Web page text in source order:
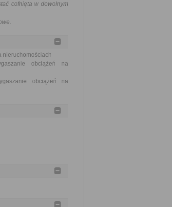
cofnięta w dowolnym
nieruchomościach
obciążeń na
obciążeń na